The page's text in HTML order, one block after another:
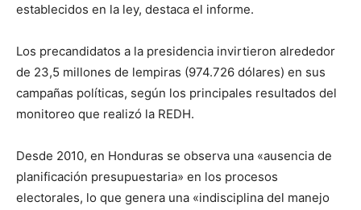
establecidos en la ley, destaca el informe.
Los precandidatos a la presidencia invirtieron alrededor
de 23,5 millones de lempiras (974.726 dólares) en sus
campañas políticas, según los principales resultados del
monitoreo que realizó la REDH.
Desde 2010, en Honduras se observa una «ausencia de
planificación presupuestaria» en los procesos
electorales, lo que genera una «indisciplina del manejo